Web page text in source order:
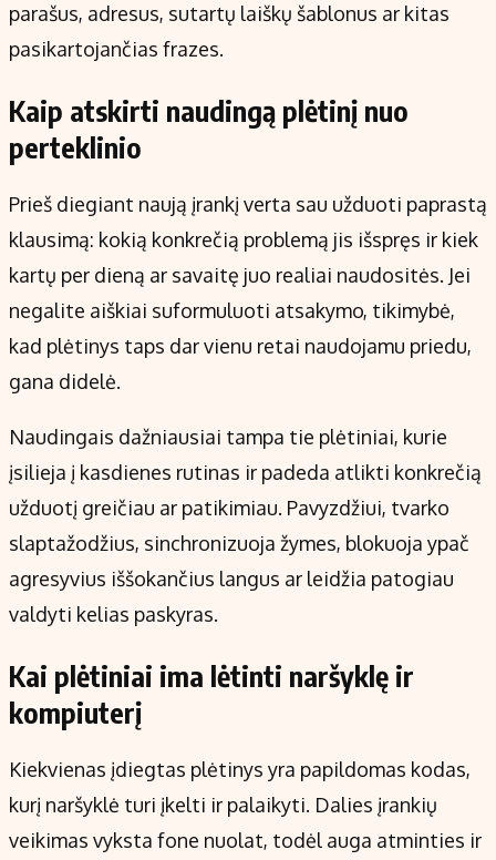
parašus, adresus, sutartų laiškų šablonus ar kitas
pasikartojančias frazes.
Kaip atskirti naudingą plėtinį nuo
perteklinio
Prieš diegiant naują įrankį verta sau užduoti paprastą
klausimą: kokią konkrečią problemą jis išspręs ir kiek
kartų per dieną ar savaitę juo realiai naudositės. Jei
negalite aiškiai suformuluoti atsakymo, tikimybė,
kad plėtinys taps dar vienu retai naudojamu priedu,
gana didelė.
Naudingais dažniausiai tampa tie plėtiniai, kurie
įsilieja į kasdienes rutinas ir padeda atlikti konkrečią
užduotį greičiau ar patikimiau. Pavyzdžiui, tvarko
slaptažodžius, sinchronizuoja žymes, blokuoja ypač
agresyvius iššokančius langus ar leidžia patogiau
valdyti kelias paskyras.
Kai plėtiniai ima lėtinti naršyklę ir
kompiuterį
Kiekvienas įdiegtas plėtinys yra papildomas kodas,
kurį naršyklė turi įkelti ir palaikyti. Dalies įrankių
veikimas vyksta fone nuolat, todėl auga atminties ir